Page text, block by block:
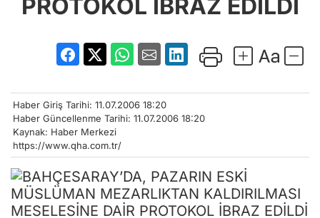
PROTOKOL İBRAZ EDİLDİ
Haber Giriş Tarihi: 11.07.2006 18:20
Haber Güncellenme Tarihi: 11.07.2006 18:20
Kaynak: Haber Merkezi
https://www.qha.com.tr/